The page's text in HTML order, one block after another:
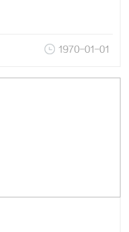
1970-01-01